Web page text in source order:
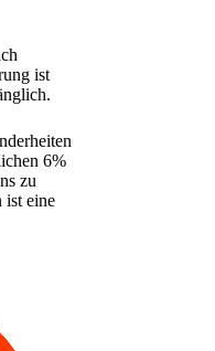
ist
6%
zu
ist eine